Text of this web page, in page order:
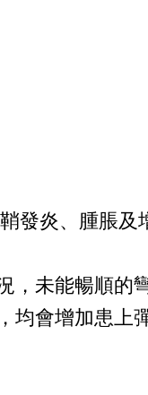
炎、腫脹及
，未能暢順的
均會增加患上